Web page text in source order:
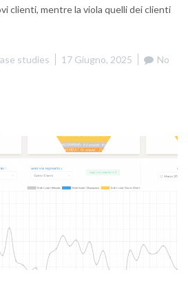
clienti, mentre la viola quelli dei clienti
studies 17 Giugno, 2025
No